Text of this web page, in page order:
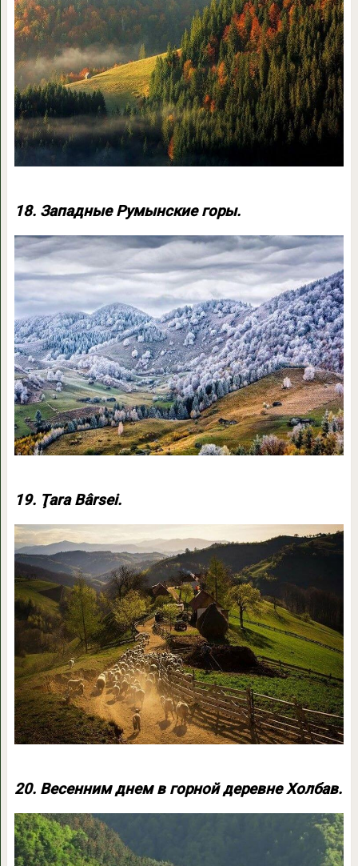
18. Западные Румынские горы.
19. Ţara Bârsei.
20. Весенним днем в горной деревне Холбав.